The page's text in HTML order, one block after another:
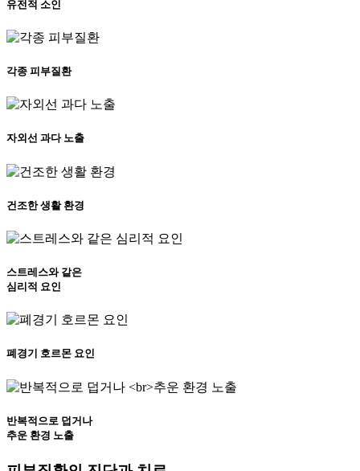
유전적 소인
각종 피부질환
자외선 과다 노출
건조한 생활 환경
스트레스와 같은
심리적 요인
폐경기 호르몬 요인
반복적으로 덥거나
추운 환경 노출